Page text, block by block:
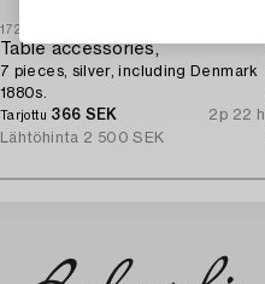
1724496
Table accessories,
7 pieces, silver, including Denmark
1880s.
Tarjottu 366 SEK
2p 22 h
Lähtöhinta 2 500 SEK